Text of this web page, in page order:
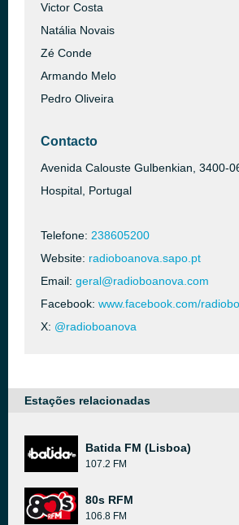
Victor Costa
Natália Novais
Zé Conde
Armando Melo
Pedro Oliveira
Contacto
Avenida Calouste Gulbenkian, 3400-
Hospital, Portugal
Telefone: 238605200
Website: radioboanova.sapo.pt
Email: geral@radioboanova.com
Facebook: www.facebook.com/
X: @radioboanova
Estações relacionadas
Batida FM (Lisboa)
107.2 FM
80s RFM
106.8 FM